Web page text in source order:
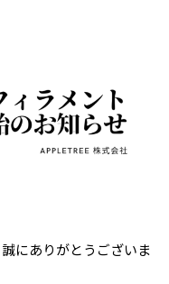
にありがとうございま